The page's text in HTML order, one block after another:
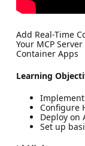
Add Real-Time
Your MCP
Container Apps
Learning
Implement
Configure
Deploy on
Set up